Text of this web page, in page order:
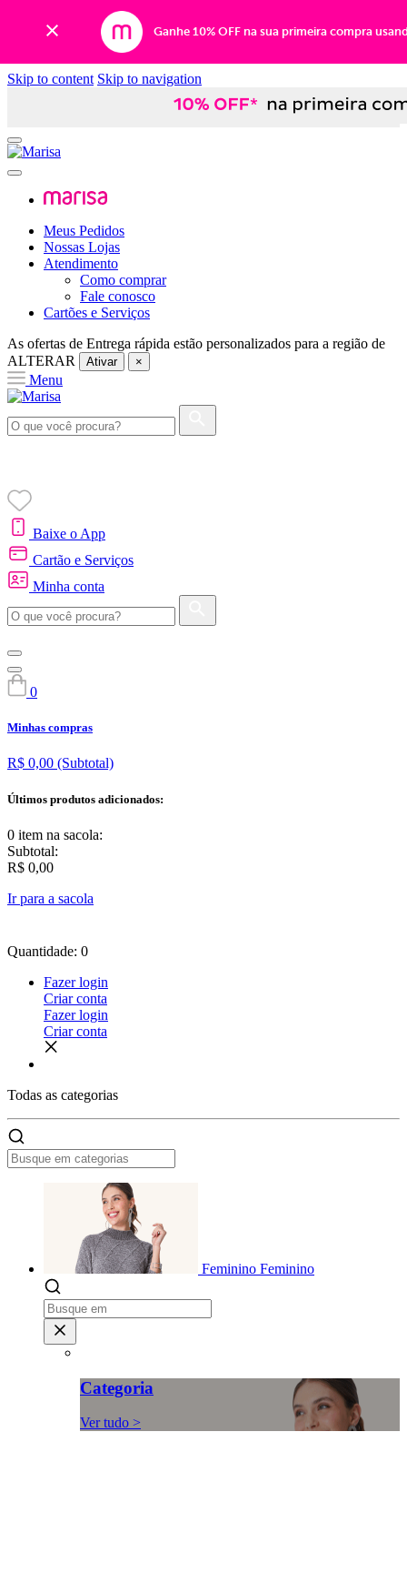
Ganhe 10% OFF na sua primeira compra
Skip to content Skip to navigation
Meus Pedidos
Nossas Lojas
Atendimento
Como comprar
Fale conosco
Cartões e Serviços
As ofertas de Entrega rápida estão personalizados para a região de
ALTERAR
Ativar ×
Menu
Baixe o App
Cartão e Serviços
Minha conta
0
Minhas compras
R$ 0,00 (Subtotal)
Últimos produtos adicionados:
0 item na sacola:
Subtotal:
R$ 0,00
Ir para a sacola
Quantidade: 0
Fazer login
Criar conta
Fazer login
Criar conta
Todas as categorias
Feminino Feminino
Categoria
Ver tudo >